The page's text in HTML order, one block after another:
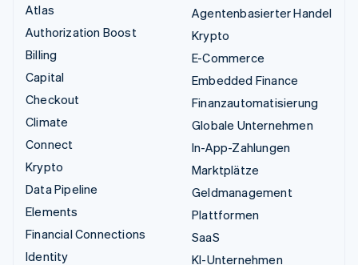
Atlas
Authorization Boost
Billing
Capital
Checkout
Climate
Connect
Krypto
Data Pipeline
Elements
Financial Connections
Identity
Agentenbasierter Handel
Krypto
E-Commerce
Embedded Finance
Finanzautomatisierung
Globale Unternehmen
In-App-Zahlungen
Marktplätze
Geldmanagement
Plattformen
SaaS
KI-Unternehmen